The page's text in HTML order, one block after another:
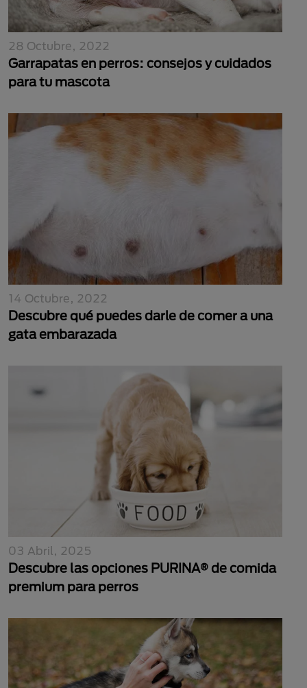
28 Octubre, 2022
Garrapatas en perros: consejos y cuidados
para tu mascota
14 Octubre, 2022
Descubre qué puedes darle de comer a una
gata embarazada
03 Abril, 2025
Descubre las opciones PURINA® de comida
premium para perros